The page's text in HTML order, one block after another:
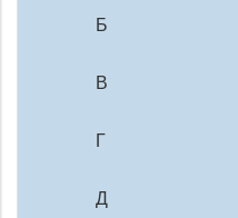
Б
В
Г
Д